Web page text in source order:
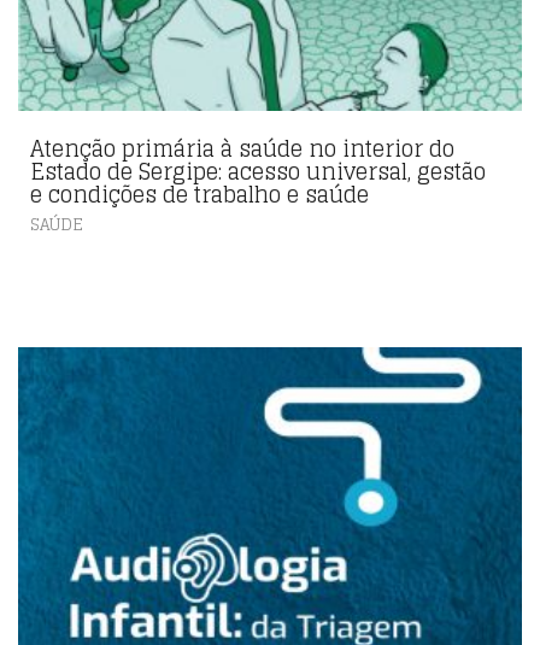
Atenção primária à saúde no interior do
Estado de Sergipe: acesso universal, gestão
e condições de trabalho e saúde
SAÚDE